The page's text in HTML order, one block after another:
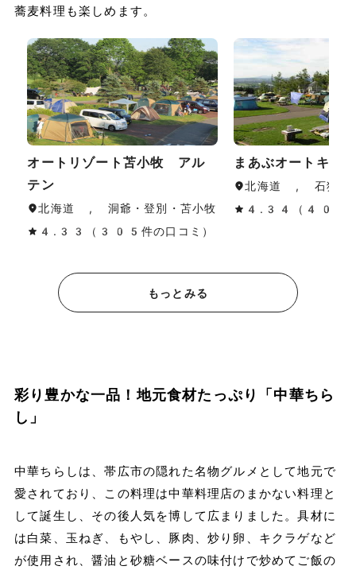
蕎麦料理も楽しめます。
オートリゾート苫小牧 アル
テン
北海道 , 洞爺・登別・苫小牧
4.33（305件の口コミ）
まあぶオートキャ
北海道 , 石狩・
4.34（40件の
もっとみる
彩り豊かな一品！地元食材たっぷり「中華ちら
し」
中華ちらしは、帯広市の隠れた名物グルメとして地元で
愛されており、この料理は中華料理店のまかない料理と
して誕生し、その後人気を博して広まりました。具材に
は白菜、玉ねぎ、もやし、豚肉、炒り卵、キクラゲなど
が使用され、醤油と砂糖ベースの味付けで炒めてご飯の